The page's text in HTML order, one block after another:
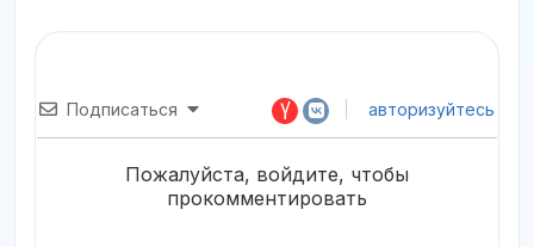
Подписаться авторизуйтесь
Пожалуйста, войдите, чтобы
прокомментировать